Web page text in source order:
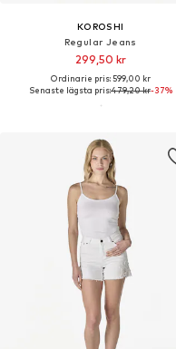
KOROSHI
Regular Jeans
299,50 kr
Ordinarie pris: 599,00 kr
Senaste lägsta pris:479,20 kr-37%